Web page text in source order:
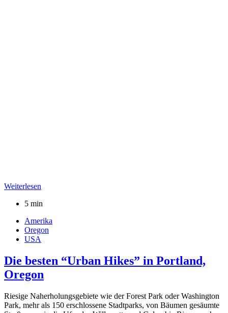
Weiterlesen
5 min
Amerika
Oregon
USA
Die besten “Urban Hikes” in Portland,
Oregon
Riesige Naherholungsgebiete wie der Forest Park oder Washington
Park, mehr als 150 erschlossene Stadtparks, von Bäumen gesäumte